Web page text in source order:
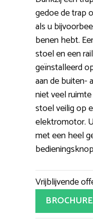
gedoe de trap
als u
benen hebt.
stoel en een
geïnstalleerd
aan de buiten-
niet veel ruimte
stoel veilig op
elektromotor.
met een heel
Vrijblijvende